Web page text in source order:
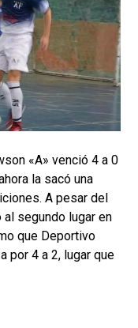
«A» venció 4 a 0
la sacó una
A pesar del
segundo lugar en
que Deportivo
por 4 a 2, lugar que